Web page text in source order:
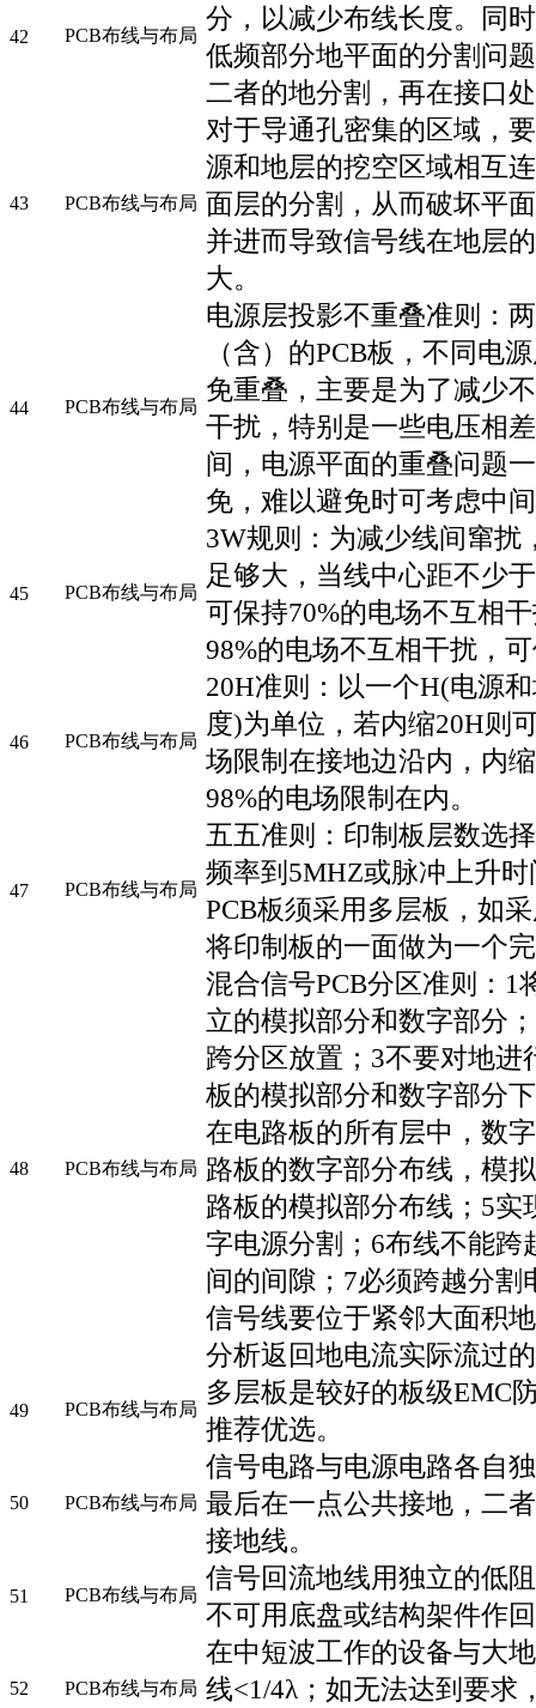
42 PCB布线与布局
分，以减少布线长度。同
低频部分地平面的分割问
二者的地分割，再在接口
43 PCB布线与布局
对于导通孔密集的区域，
源和地层的挖空区域相互
面层的分割，从而破坏平
并进而导致信号线在地层
大。
44 PCB布线与布局
电源层投影不重叠准则：
（含）的PCB板，不同电
免重叠，主要是为了减少
干扰，特别是一些电压相
间，电源平面的重叠问题
免，难以避免时可考虑中
45 PCB布线与布局
3W规则：为减少线间窜扰
足够大，当线中心距不少
可保持70%的电场不互相
98%的电场不互相干扰，
46 PCB布线与布局
20H准则：以一个H(电源
度)为单位，若内缩20H则
场限制在接地边沿内，内
98%的电场限制在内。
47 PCB布线与布局
五五准则：印制板层数选
频率到5MHZ或脉冲上升时
PCB板须采用多层板，如
将印制板的一面做为一个
48 PCB布线与布局
混合信号PCB分区准则：1
立的模拟部分和数字部分
跨分区放置；3不要对地进
板的模拟部分和数字部分
在电路板的所有层中，数
路板的数字部分布线，模
路板的模拟部分布线；5实
字电源分割；6布线不能跨
间的间隙；7必须跨越分割
信号线要位于紧邻大面积
分析返回地电流实际流过
49 PCB布线与布局
多层板是较好的板级EMC
推荐优选。
50 PCB布线与布局
信号电路与电源电路各自
最后在一点公共接地，二
接地线。
51 PCB布线与布局
信号回流地线用独立的低
不可用底盘或结构架件作
52 PCB布线与布局
在中短波工作的设备与大
线<1/4λ；如无法达到要求